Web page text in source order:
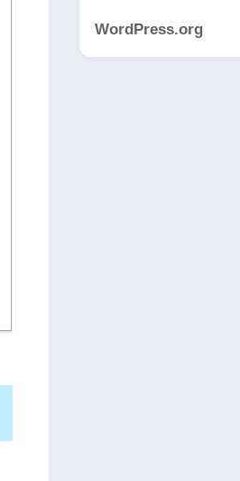
WordPress.org